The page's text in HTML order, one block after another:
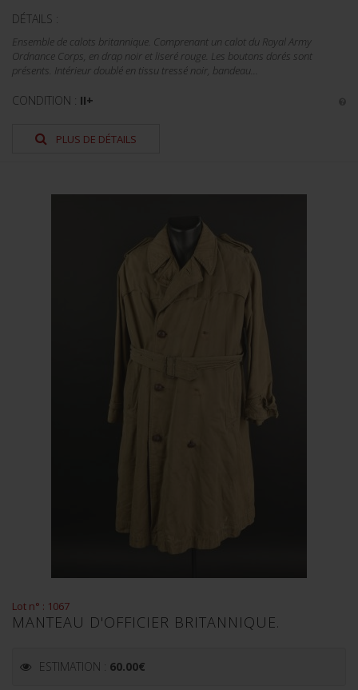
DÉTAILS :
Ensemble de calots britannique. Comprenant un calot du Royal Army
Ordnance Corps, en drap noir et liseré rouge. Les boutons dorés sont
présents. Intérieur doublé en tissu tressé noir, bandeau...
CONDITION : II+
PLUS DE DÉTAILS
Lot n° : 1067
MANTEAU D'OFFICIER BRITANNIQUE.
ESTIMATION : 60.00€